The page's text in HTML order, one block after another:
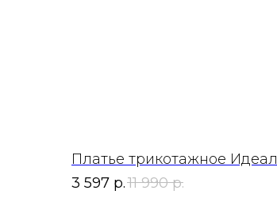
Платье трикотажное Идеал
3 597 р.11 990 р.